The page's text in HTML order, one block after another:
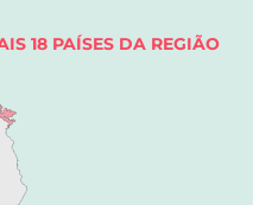
18 PAÍSES DA REGIÃO